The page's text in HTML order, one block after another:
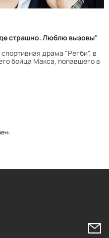
страшно. Люблю вызовы"
драма "Регби", в
бойца Макса, попавшего в